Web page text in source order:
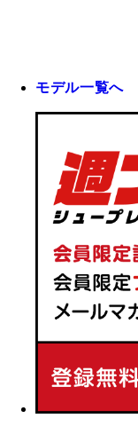
モデル一覧へ